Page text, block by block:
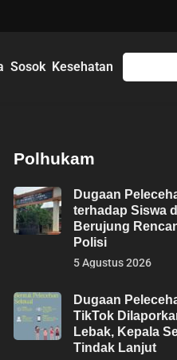
Sosok Kesehatan
Polhukam
Dugaan
terhadap Siswa
Berujung
Polisi
5 Agustus 2026
Dugaan
TikTok
Lebak, Kepala
Tindak Lanjut